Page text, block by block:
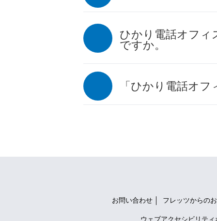
ひかり電話オフィ
ですか。
「ひかり電話オ
お問い合わせ フレッツからの
ウェブアクセシビリティ